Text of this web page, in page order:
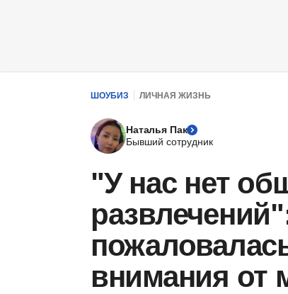
ШОУБИЗ ЛИЧНАЯ ЖИЗНЬ
Наталья Пак
Бывший сотрудник
"У нас нет
внимания от